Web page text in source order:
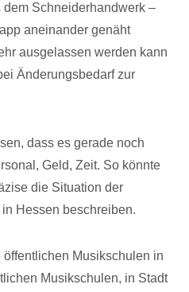
Schneiderhandwerk –
aneinander genäht
ausgelassen werden kann
Änderungsbedarf zur
dass es gerade noch
Geld, Zeit. So könnte
die Situation der
Hessen beschreiben.
Musikschulen in
Musikschulen, in Stadt